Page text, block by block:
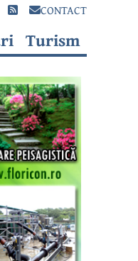
CONTACT
Turism